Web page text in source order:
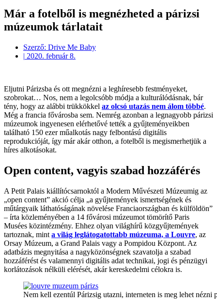
Már a fotelből is megnézheted a párizsi
múzeumok tárlatait
Szerző: Drive Me Baby
| 2020. február 8.
Eljutni Párizsba és ott megnézni a leghíresebb festményeket,
szobrokat… Nos, nem a legolcsóbb módja a kulturálódásnak, bár
tény, hogy az alábbi trükkökkel az olcsó utazás nem álom többé.
Még a francia fővárosba sem. Nemrég azonban a legnagyobb párizsi
múzeumok ingyenesen elérhetővé tették a gyűjteményeikben
található 150 ezer műalkotás nagy felbontású digitális
reprodukcióját, így már akár otthon, a fotelből is megismerhetjük a
híres alkotásokat.
Open content, vagyis szabad hozzáférés
A Petit Palais kiállítócsarnoktól a Modern Művészeti Múzeumig az
„open content” akció célja „a gyűjtemények ismertségének és
műtárgyaik láthatóságának növelése Franciaországban és külföldön”
– írta közleményében a 14 fővárosi múzeumot tömörítő Paris
Musées közintézmény. Ehhez olyan világhírű közgyűjtemények
tartoznak, mint a világ leglátogatottabb múzeuma, a Louvre, az
Orsay Múzeum, a Grand Palais vagy a Pompidou Központ. Az
adatbázis megnyitása a nagyközönségnek szavatolja a szabad
hozzáférést és valamennyi digitális adat technikai, jogi és pénzügyi
korlátozások nélküli elérését, akár kereskedelmi célokra is.
Nem kell ezentúl Párizsig utazni, interneten is meg lehet